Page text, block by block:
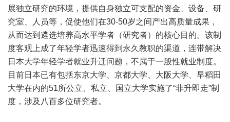
展独立研究的环境，提供自身独立可支配的资金、设备、研
究室、人员等，促使他们在30-50岁之间产出高质量成果，
从而达到遴选培养高水平学者（研究者）的核心目的。该制
度客观上成了年轻学者迅速得到永久教职的渠道，连带解决
日本大学年轻学者就业升迁问题，不属于一般性就业制度。
目前日本已有包括东京大学、京都大学、大阪大学、早稻田
大学在内的51所公立、私立、国立大学实施了“非升即走”制
度，涉及八百多位研究者。